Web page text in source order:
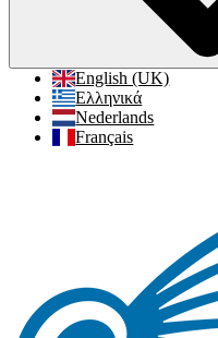
English (UK)
Ελληνικά
Nederlands
Français